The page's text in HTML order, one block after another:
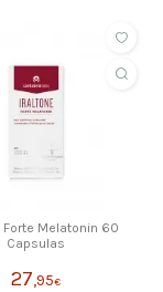
Forte Melatonin 60
Capsulas
27,95€